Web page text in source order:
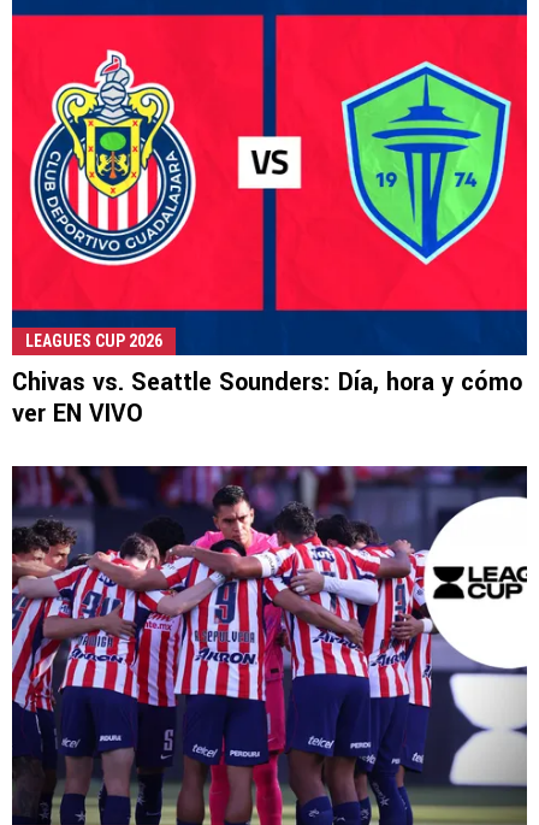
LEAGUES CUP 2026
Chivas vs. Seattle Sounders: Día, hora y cómo
ver EN VIVO